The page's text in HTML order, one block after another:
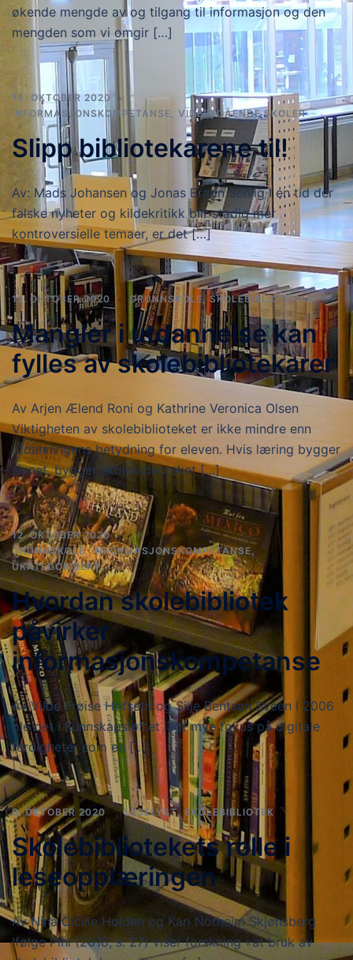
økende mengde av og tilgang til informasjon og den
mengden som vi omgir […]
15. OKTOBER 2020
INFORMASJONSKOMPETANSE, VIDEREGÅENDE SKOLER
Slipp bibliotekarene til!
Av: Mads Johansen og Jonas Bræin Selvig I en tid der
falske nyheter og kildekritikk blir stadig mer
kontroversielle temaer, er det […]
12. OKTOBER 2020 GRUNNSKOLE,SKOLEBIBLIOTEKAR
Mangler i utdannelse kan
fylles av skolebibliotekarer
Av Arjen Ælend Roni og Kathrine Veronica Olsen
Viktigheten av skolebiblioteket er ikke mindre enn
utdanningens betydning for eleven. Hvis læring bygger
sinnet, bygger skolebiblioteket […]
12. OKTOBER 2020
GRUNNSKOLE,INFORMASJONSKOMPETANSE,
UKATEGORISERT
Hvordan skolebibliotek
påvirker
informasjonskompetanse
Av Vilde Frøise Hofseth og Silje Bentsen Sveen I 2006
ble det i Kunnskapsløftet lagt mye fokus på digitale
ferdigheter som en […]
8. OKTOBER 2020 LESELYST, SKOLEBIBLIOTEK
Skolebibliotekets rolle i
leseopplæringen
Av Nina Cicilie Holden og Kari Norheim Skjønsberg
Ifølge Pihl (2018, s. 27) viser forskning «at bruk av